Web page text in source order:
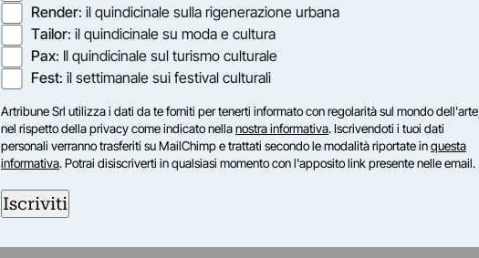
Render: il quindicinale sulla rigenerazione urbana
Tailor: il quindicinale su moda e cultura
Pax: Il quindicinale sul turismo culturale
Fest: il settimanale sui festival culturali
Artribune Srl utilizza i dati da te forniti per tenerti informato con regolarità sul mondo dell'arte,
nel rispetto della privacy come indicato nellanostra informativa. Iscrivendoti i tuoi dati
personali verranno trasferiti su MailChimp e trattati secondo le modalità riportate inquesta
informativa. Potrai disiscriverti in qualsiasi momento con l'apposito link presente nelle email.
Iscriviti